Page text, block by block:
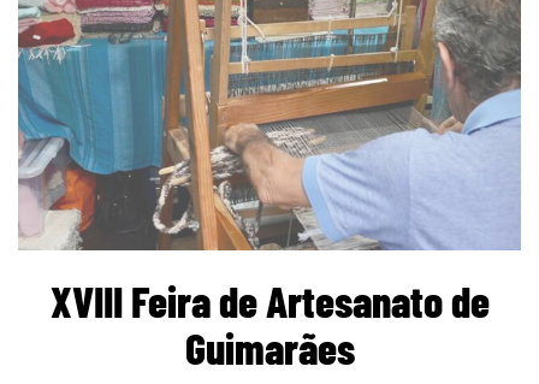
XVIII Feira de Artesanato de
Guimarães